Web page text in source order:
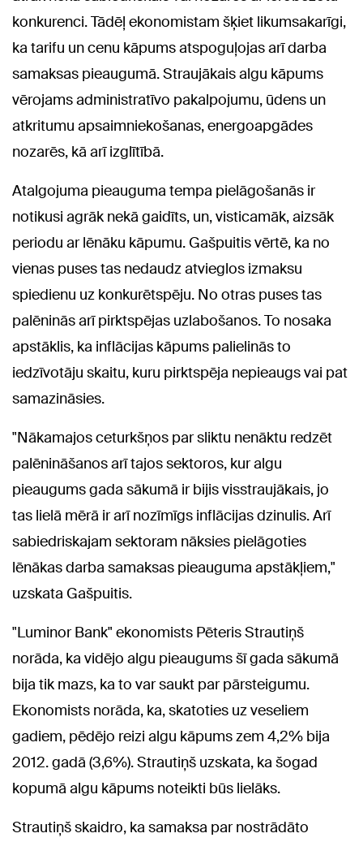
konkurenci. Tādēļ ekonomistam šķiet likumsakarīgi,
ka tarifu un cenu kāpums atspoguļojas arī darba
samaksas pieaugumā. Straujākais algu kāpums
vērojams administratīvo pakalpojumu, ūdens un
atkritumu apsaimniekošanas, energoapgādes
nozarēs, kā arī izglītībā.
Atalgojuma pieauguma tempa pielāgošanās ir
notikusi agrāk nekā gaidīts, un, visticamāk, aizsāk
periodu ar lēnāku kāpumu. Gašpuitis vērtē, ka no
vienas puses tas nedaudz atvieglos izmaksu
spiedienu uz konkurētspēju. No otras puses tas
palēninās arī pirktspējas uzlabošanos. To nosaka
apstāklis, ka inflācijas kāpums palielinās to
iedzīvotāju skaitu, kuru pirktspēja nepieaugs vai pat
samazināsies.
"Nākamajos ceturkšņos par sliktu nenāktu redzēt
palēnināšanos arī tajos sektoros, kur algu
pieaugums gada sākumā ir bijis visstraujākais, jo
tas lielā mērā ir arī nozīmīgs inflācijas dzinulis. Arī
sabiedriskajam sektoram nāksies pielāgoties
lēnākas darba samaksas pieauguma apstākļiem,"
uzskata Gašpuitis.
"Luminor Bank" ekonomists Pēteris Strautiņš
norāda, ka vidējo algu pieaugums šī gada sākumā
bija tik mazs, ka to var saukt par pārsteigumu.
Ekonomists norāda, ka, skatoties uz veseliem
gadiem, pēdējo reizi algu kāpums zem 4,2% bija
2012. gadā (3,6%). Strautiņš uzskata, ka šogad
kopumā algu kāpums noteikti būs lielāks.
Strautiņš skaidro, ka samaksa par nostrādāto